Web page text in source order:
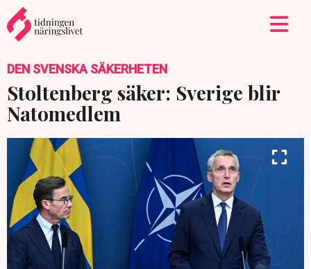
DEN SVENSKA SÄKERHETEN
Stoltenberg säker: Sverige blir
Natomedlem